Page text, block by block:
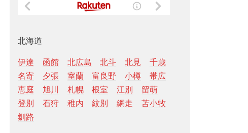
北海道
伊達 函館 北広島 北斗 北見
千歳
名寄
夕張 室蘭 富良野 小樽
帯広
恵庭
旭川 札幌 根室 江別
留萌
登別
石狩 稚内 紋別 網走
苫小牧
釧路